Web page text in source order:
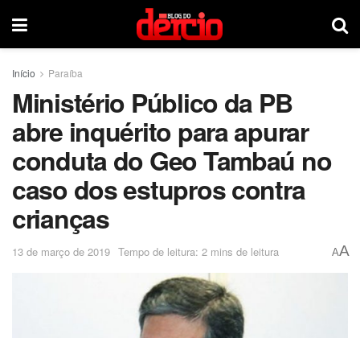
Início Paraíba
Ministério Público da PB
abre inquérito para apurar
conduta do Geo Tambaú no
caso dos estupros contra
crianças
13 de março de 2019 Tempo de leitura: 2 mins de leitura AA